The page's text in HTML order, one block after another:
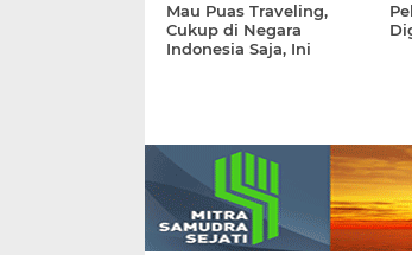
Mau Puas Traveling,
Cukup di Negara
Indonesia Saja, Ini